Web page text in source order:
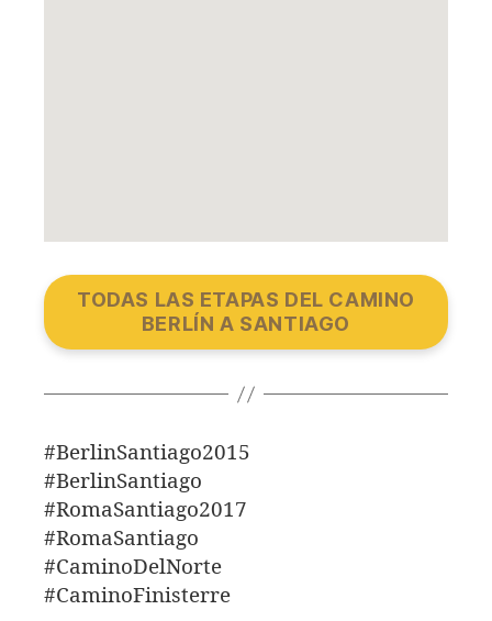
TODAS LAS ETAPAS DEL CAMINO
BERLÍN A SANTIAGO
#BerlinSantiago2015
#BerlinSantiago
#RomaSantiago2017
#RomaSantiago
#CaminoDelNorte
#CaminoFinisterre